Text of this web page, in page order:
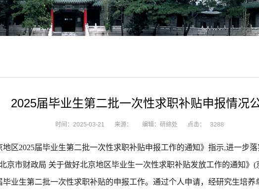
2025届毕业生第二批一次性求职补贴申报情况
时间：2025-03-21 来源： 编辑：研综处 点击： 3288
地区2025届毕业生第二批一次性求职补贴申报工作的通知》 指示,进一步
京市财政局 关于做好北京地区毕业生一次性求职补贴发放工作的通知》 (
毕业生第二批一次性求职补贴的申报工作。通过个人申请，经研究生培